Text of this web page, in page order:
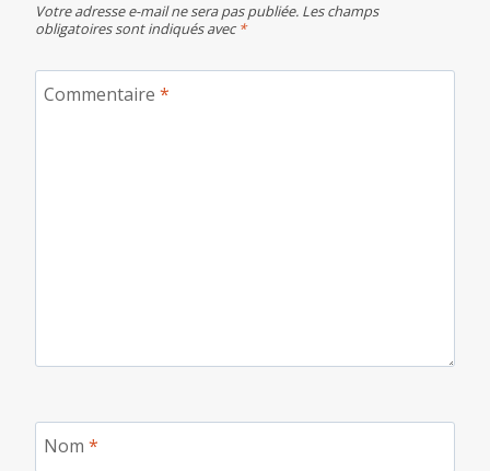
Votre adresse e-mail ne sera pas publiée. Les champs
obligatoires sont indiqués avec*
Commentaire *
Nom *